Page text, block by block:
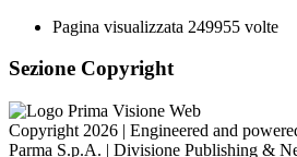
Pagina visualizzata 249955 volte
Sezione Copyright
Copyright 2026 | Engineered and
Parma S.p.A. | Divisione Publishing &